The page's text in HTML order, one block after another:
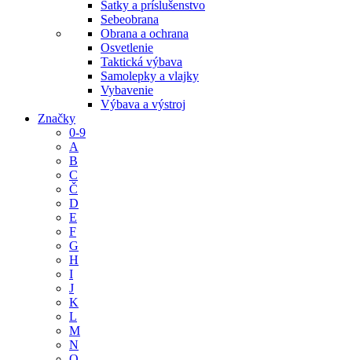
Šatky a príslušenstvo
Sebeobrana
Obrana a ochrana
Osvetlenie
Taktická výbava
Samolepky a vlajky
Vybavenie
Výbava a výstroj
Značky
0-9
A
B
C
Č
D
E
F
G
H
I
J
K
L
M
N